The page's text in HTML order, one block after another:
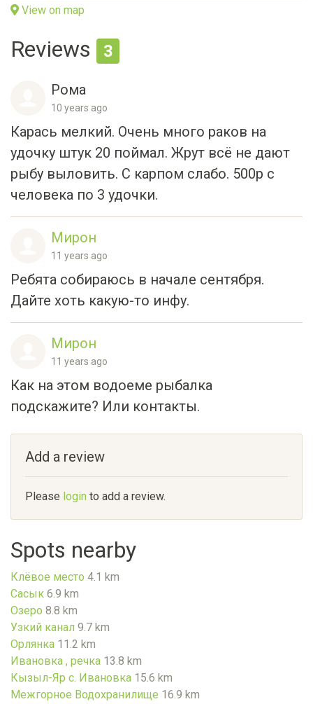
View on map
Reviews 3
Рома
10 years ago
Карась мелкий. Очень много раков на
удочку штук 20 поймал. Жрут всё не дают
рыбу выловить. С карпом слабо. 500р с
человека по 3 удочки.
Мирон
11 years ago
Ребята собираюсь в начале сентября.
Дайте хоть какую-то инфу.
Мирон
11 years ago
Как на этом водоеме рыбалка
подскажите? Или контакты.
Add a review
Please login to add a review.
Spots nearby
Клёвое место 4.1 km
Сасык 6.9 km
Озеро 8.8 km
Узкий канал 9.7 km
Орлянка 11.2 km
Ивановка , речка 13.8 km
Кызыл-Яр с. Ивановка 15.6 km
Межгорное Водохранилище 16.9 km